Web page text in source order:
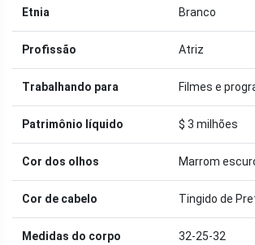
Etnia Branco
Profissão Atriz
Trabalhando para Filmes e
Patrimônio líquido $ 3 milhões
Cor dos olhos Marrom
Cor de cabelo Tingido de
Medidas do corpo 32-25-32